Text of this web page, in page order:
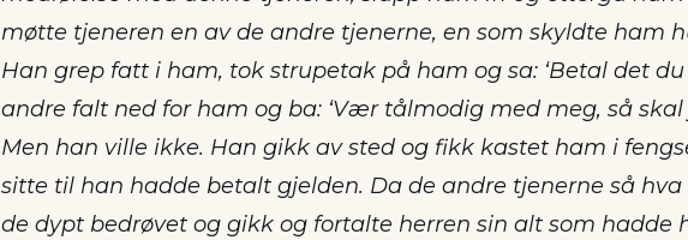
møtte tjeneren en av de andre tjenerne, en som skyldte ham
Han grep fatt i ham, tok strupetak på ham og sa: ‘Betal det du
andre falt ned for ham og ba: ‘Vær tålmodig med meg, så skal
Men han ville ikke. Han gikk av sted og fikk kastet ham i
sitte til han hadde betalt gjelden. Da de andre tjenerne så hva
de dypt bedrøvet og gikk og fortalte herren sin alt som hadde